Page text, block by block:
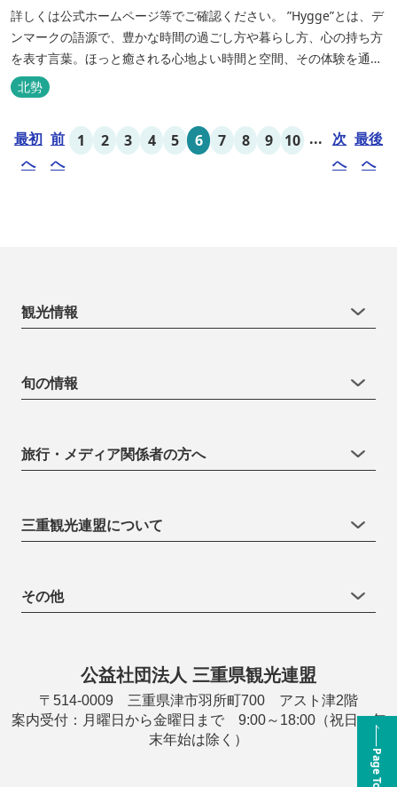
詳しくは公式ホームページ等でご確認ください。 ”Hygge”とは、デ
ンマークの語源で、豊かな時間の過ごし方や暮らし方、心の持ち方
を表す言葉。ほっと癒される心地よい時間と空間、その体験を通し
て得られる幸福感のことです。 デンマーク発のアウトドアブランド
「Nordisk（ノルディスク）」と三重県いなべ市が連携して手がけ
ました...
北勢
最初
へ
前
へ
1 2 3 4 5 6 7 8 9 10 ... 次
へ
最後
へ
Page Top
観光情報
旬の情報
旅行・メディア関係者の方へ
三重観光連盟について
その他
公益社団法人 三重県観光連盟
〒514-0009 三重県津市羽所町700 アスト津2階
案内受付：月曜日から金曜日まで 9:00～18:00（祝日・年
末年始は除く）